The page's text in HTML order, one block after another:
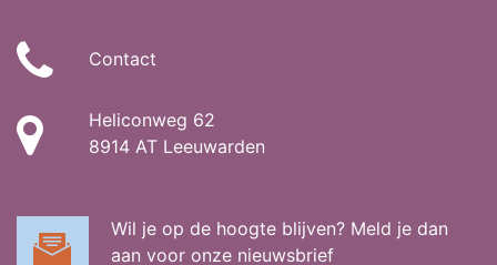
Contact
Heliconweg 62
8914 AT Leeuwarden
Wil je op de hoogte blijven? Meld je dan
aan voor onze nieuwsbrief